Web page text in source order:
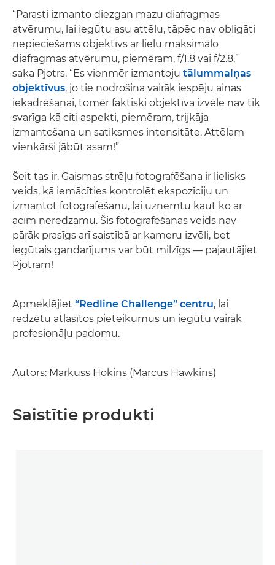
“Parasti izmanto diezgan mazu diafragmas
atvērumu, lai iegūtu asu attēlu, tāpēc nav obligāti
nepieciešams objektīvs ar lielu maksimālo
diafragmas atvērumu, piemēram, f/1.8 vai f/2.8,”
saka Pjotrs. “Es vienmēr izmantoju tālummaiņas
objektīvus, jo tie nodrošina vairāk iespēju ainas
iekadrēšanai, tomēr faktiski objektīva izvēle nav tik
svarīga kā citi aspekti, piemēram, trijkāja
izmantošana un satiksmes intensitāte. Attēlam
vienkārši jābūt asam!”
Šeit tas ir. Gaismas strēļu fotografēšana ir lielisks
veids, kā iemācīties kontrolēt ekspozīciju un
izmantot fotografēšanu, lai uzņemtu kaut ko ar
acīm neredzamu. Šis fotografēšanas veids nav
pārāk prasīgs arī saistībā ar kameru izvēli, bet
iegūtais gandarījums var būt milzīgs — pajautājiet
Pjotram!
Apmeklējiet “Redline Challenge” centru, lai
redzētu atlasītos pieteikumus un iegūtu vairāk
profesionāļu padomu.
Autors: Markuss Hokins (Marcus Hawkins)
Saistītie produkti